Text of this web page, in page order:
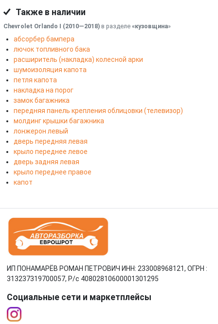
Также в наличии
Chevrolet Orlando I (2010—2018) в разделе «кузовщина»
абсорбер бампера
лючок топливного бака
расширитель (накладка) колесной арки
шумоизоляция капота
петля капота
накладка на порог
замок багажника
передняя панель крепления облицовки (телевизор)
молдинг крышки багажника
лонжерон левый
дверь передняя левая
крыло переднее левое
дверь задняя левая
крыло переднее правое
капот
ИП ПОНАМАРЁВ РОМАН ПЕТРОВИЧ ИНН: 233008968121, ОГРН :
313237319700057, Р/c 40802810600001301295
Социальные сети и маркетплейсы